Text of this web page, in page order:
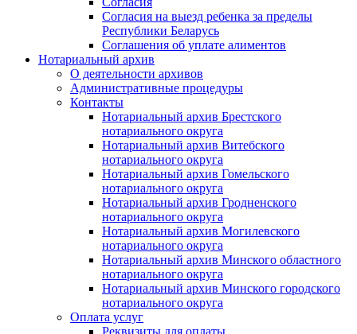
Согласия на выезд ребенка за пределы
Республики Беларусь
Соглашения об уплате алиментов
Нотариальный архив
О деятельности архивов
Административные процедуры
Контакты
Нотариальный архив Брестского
нотариального округа
Нотариальный архив Витебского
нотариального округа
Нотариальный архив Гомельского
нотариального округа
Нотариальный архив Гродненского
нотариального округа
Нотариальный архив Могилевского
нотариального округа
Нотариальный архив Минского областного
нотариального округа
Нотариальный архив Минского городского
нотариального округа
Оплата услуг
Реквизиты для оплаты